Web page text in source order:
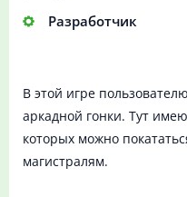
Разработчик
В этой игре
аркадной гонки. Тут
которых можно
магистралям.